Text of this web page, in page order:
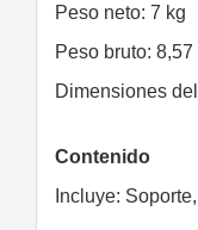
Peso neto: 7 kg
Peso bruto: 8,57
Dimensiones
Contenido
Incluye: